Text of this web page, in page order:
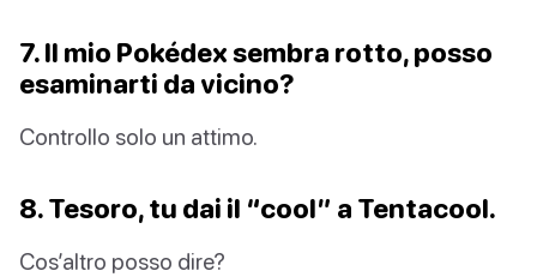
7. Il mio Pokédex sembra rotto, posso
esaminarti da vicino?
Controllo solo un attimo.
8. Tesoro, tu dai il “cool” a Tentacool.
Cos’altro posso dire?